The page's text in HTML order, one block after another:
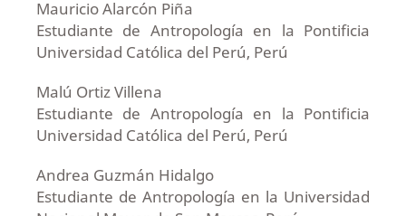
Mauricio Alarcón Piña
Estudiante de Antropología en la Pontificia
Universidad Católica del Perú, Perú
Malú Ortiz Villena
Estudiante de Antropología en la Pontificia
Universidad Católica del Perú, Perú
Andrea Guzmán Hidalgo
Estudiante de Antropología en la Universidad